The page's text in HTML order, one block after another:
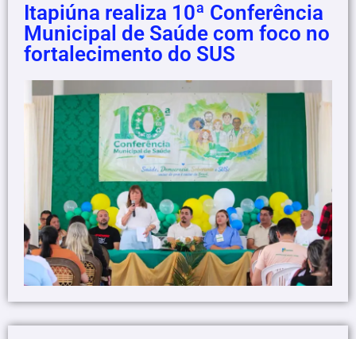
Itapiúna realiza 10ª Conferência
Municipal de Saúde com foco no
fortalecimento do SUS